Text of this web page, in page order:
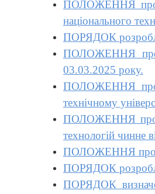
ПОЛОЖЕННЯ про
національного
ПОРЯДОК
ПОЛОЖЕННЯ про
03.03.2025 року.
ПОЛОЖЕННЯ про
технічному
ПОЛОЖЕННЯ про
технологій чинне
ПОЛОЖЕННЯ про
ПОРЯДОК
ПОРЯДОК